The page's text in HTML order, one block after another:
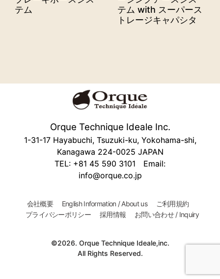
テム
テム with スーパース
トレージキャパシタ
Orque Technique Ideale Inc.
1-31-17 Hayabuchi, Tsuzuki-ku, Yokohama-shi,
Kanagawa 224-0025 JAPAN
TEL: +81 45 590 3101 Email:
info@orque.co.jp
会社概要 English Information / About us
ご利用規約
プライバシーポリシー
採用情報 お問い合わせ / Inquiry
©2026. Orque Technique Ideale,inc.
All Rights Reserved.